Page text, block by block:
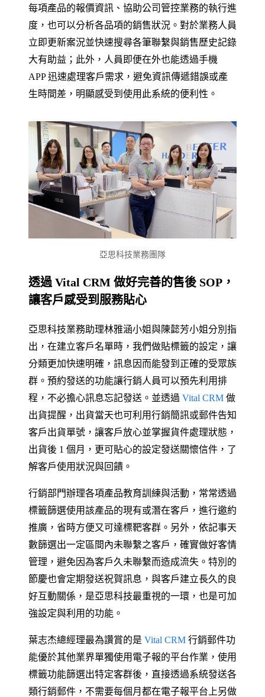
每項產品的報價資訊、協助公司管控業務的執行進
度，也可以分析各品項的銷售狀況。對於業務人員
立即更新案況並快速搜尋各筆聯繫與銷售歷史記錄
大有助益；此外，人員即便在外也能透過手機
APP 迅速處理客戶需求，避免資訊傳遞錯誤或產
生時間差，明顯感受到使用此系統的便利性。
亞思科技業務團隊
透過 Vital CRM 做好完善的售後 SOP，
讓客戶感受到服務貼心
亞思科技業務助理林雅涵小姐與陳懿芳小姐分別指
出，在建立客戶名單時，我們做貼標籤的設定，讓
分類更加快速明確，訊息因而能發到正確的受眾族
群。預約發送的功能讓行銷人員可以預先利用排
程，不必擔心訊息忘記發送。並透過 Vital CRM 做
出貨提醒，出貨當天也可利用行銷簡訊或郵件告知
客戶出貨單號，讓客戶放心並掌握貨件處理狀態，
出貨後 1 個月，更可貼心的設定發送關懷信件，了
解客戶使用狀況與回饋。
行銷部門辦理各項產品教育訓練與活動，常常透過
標籤篩選使用該產品的現有或潛在客戶，進行邀約
推廣，省時方便又可達標靶客群。另外，依記事天
數篩選出一定區間內未聯繫之客戶，確實做好客情
管理，避免因為客戶久未聯繫而造成流失。特別的
節慶也會定期發送祝賀訊息，與客戶建立長久的良
好互動關係，是亞思科技最重視的一環，也是可加
強設定與利用的功能。
葉志杰總經理最為讚賞的是 Vital CRM 行銷郵件功
能優於其他業界單獨使用電子報的平台作業，使用
標籤功能篩選出特定客群後，直接透過系統發送各
類行銷郵件，不需要每個月都在電子報平台上另做